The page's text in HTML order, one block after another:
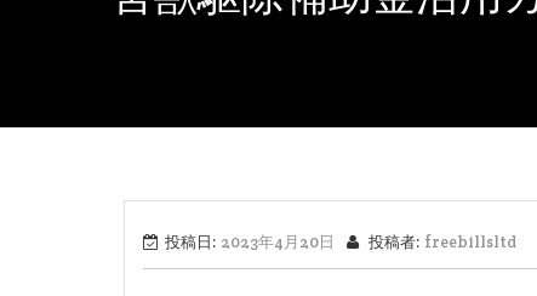
投稿日: 2023年4月20日 投稿者: freebillsltd